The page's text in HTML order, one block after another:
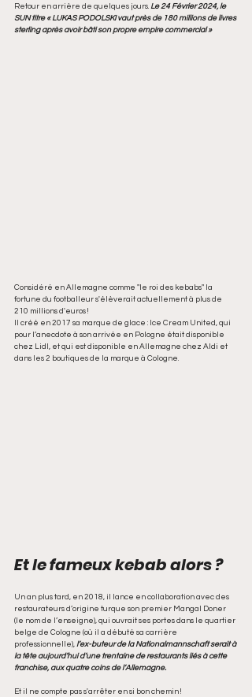
Retour en arrière de quelques jours. Le 24 Février 2024, le
SUN titre « LUKAS PODOLSKI vaut près de 180 millions de livres
sterling après avoir bâti son propre empire commercial »
Considéré en Allemagne comme "le roi des kebabs" la
fortune du footballeur s'élèverait actuellement à plus de
210 millions d'euros !
Il créé en 2017 sa marque de glace : Ice Cream United, qui
pour l’anecdote à son arrivée en Pologne était disponible
chez Lidl, et qui est disponible en Allemagne chez Aldi et
dans les 2 boutiques de la marque à Cologne.
Et le fameux kebab alors ?
Un an plus tard, en 2018, il lance en collaboration avec des
restaurateurs d’origine turque son premier Mangal Doner
(le nom de l’enseigne), qui ouvrait ses portes dans le quartier
belge de Cologne (où il a débuté sa carrière
professionnelle), l’ex-buteur de la Nationalmannschaft serait à
la tête aujourd’hui d’une trentaine de restaurants liés à cette
franchise, aux quatre coins de l’Allemagne.
Et il ne compte pas s'arrêter en si bon chemin !